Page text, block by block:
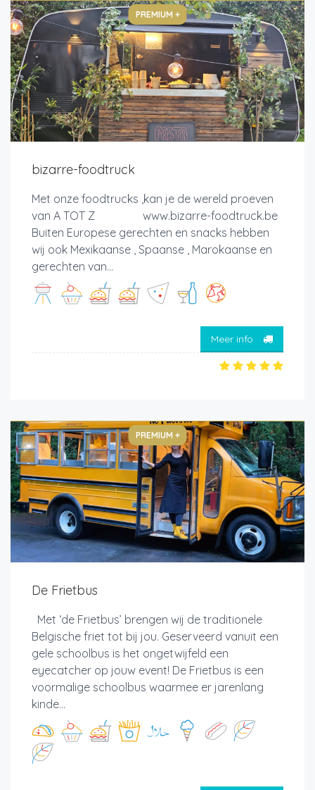
PREMIUM +
bizarre-foodtruck
Met onze foodtrucks ,kan je de wereld proeven
van A TOT Z www.bizarre-foodtruck.be
Buiten Europese gerechten en snacks hebben
wij ook Mexikaanse , Spaanse , Marokaanse en
gerechten van...
Meer info
PREMIUM +
De Frietbus
Met ‘de Frietbus’ brengen wij de traditionele
Belgische friet tot bij jou. Geserveerd vanuit een
gele schoolbus is het ongetwijfeld een
eyecatcher op jouw event! De Frietbus is een
voormalige schoolbus waarmee er jarenlang
kinde...